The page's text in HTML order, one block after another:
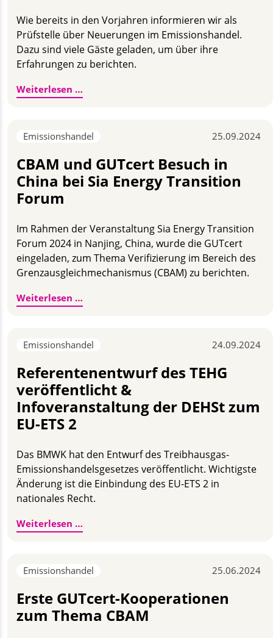
Wie bereits in den Vorjahren informieren wir als
Prüfstelle über Neuerungen im Emissionshandel.
Dazu sind viele Gäste geladen, um über ihre
Erfahrungen zu berichten.
Weiterlesen …
Emissionshandel 25.09.2024
CBAM und GUTcert Besuch in
China bei Sia Energy Transition
Forum
Im Rahmen der Veranstaltung Sia Energy Transition
Forum 2024 in Nanjing, China, wurde die GUTcert
eingeladen, zum Thema Verifizierung im Bereich des
Grenzausgleichmechanismus (CBAM) zu berichten.
Weiterlesen …
Emissionshandel 24.09.2024
Referentenentwurf des TEHG
veröffentlicht &
Infoveranstaltung der DEHSt zum
EU-ETS 2
Das BMWK hat den Entwurf des Treibhausgas-
Emissionshandelsgesetzes veröffentlicht. Wichtigste
Änderung ist die Einbindung des EU-ETS 2 in
nationales Recht.
Weiterlesen …
Emissionshandel 25.06.2024
Erste GUTcert-Kooperationen
zum Thema CBAM